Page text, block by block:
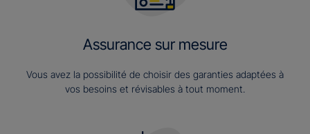
Assurance sur mesure
Vous avez la possibilité de choisir des garanties adaptées à
vos besoins et révisables à tout moment.